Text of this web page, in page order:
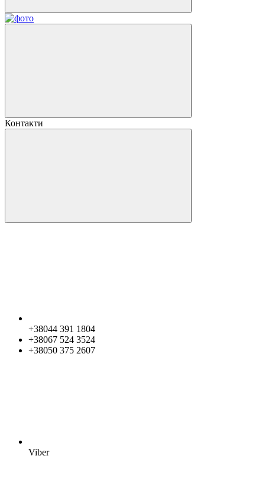
Контакти
+38044 391 1804
+38067 524 3524
+38050 375 2607
Viber